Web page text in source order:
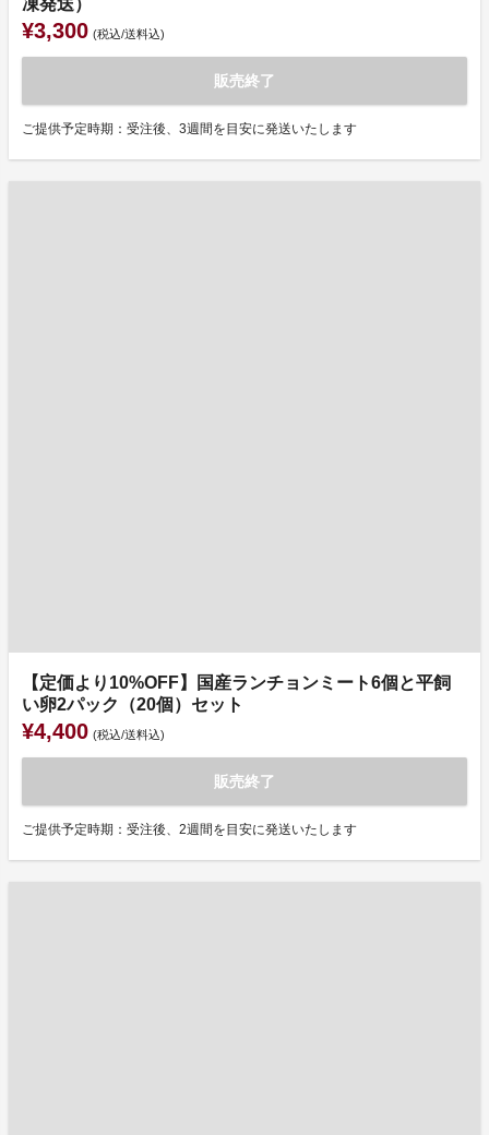
凍発送）
¥3,300 (税込/送料込)
販売終了
ご提供予定時期：受注後、3週間を目安に発送いたします
【定価より10%OFF】国産ランチョンミート6個と平飼
い卵2パック（20個）セット
¥4,400 (税込/送料込)
販売終了
ご提供予定時期：受注後、2週間を目安に発送いたします